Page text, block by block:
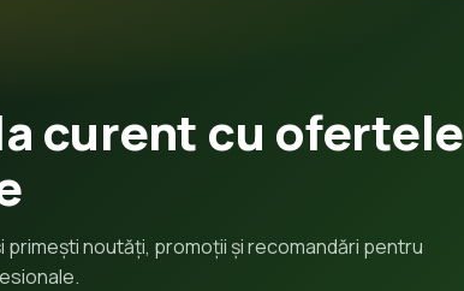
curent cu ofertele
noutăți, promoții și recomandări pentru